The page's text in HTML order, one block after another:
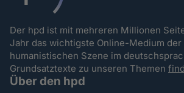
Der hpd ist mit mehreren Millionen
Jahr das wichtigste Online-Medium
humanistischen Szene im
Grundsatztexte zu unseren Themen
Über den hpd